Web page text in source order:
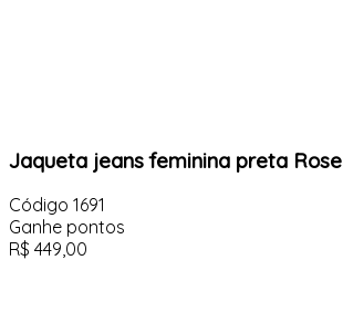
Jaqueta jeans feminina preta Rose
Código 1691
Ganhe pontos
R$ 449,00